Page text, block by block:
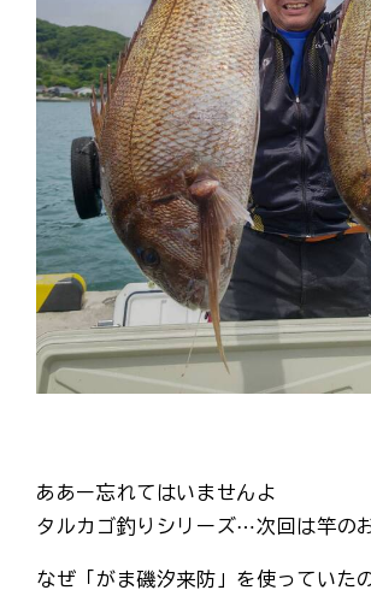
ああー忘れてはいませんよ
タルカゴ釣りシリーズ⋯次回は竿の
なぜ「がま磯汐来防」を使っていた